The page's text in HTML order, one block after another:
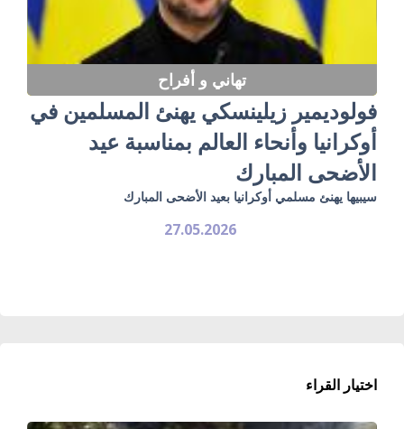
تهاني و أفراح
فولوديمير زيلينسكي يهنئ المسلمين في
أوكرانيا وأنحاء العالم بمناسبة عيد
الأضحى المبارك
سيبيها يهنئ مسلمي أوكرانيا بعيد الأضحى المبارك
27.05.2026
اختيار القراء